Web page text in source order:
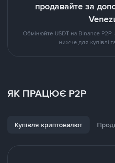
продавайте за
Обмінюйте USDT на Binance P2P.
нижче для купівлі
ЯК ПРАЦЮЄ P2P
Купівля криптовалют